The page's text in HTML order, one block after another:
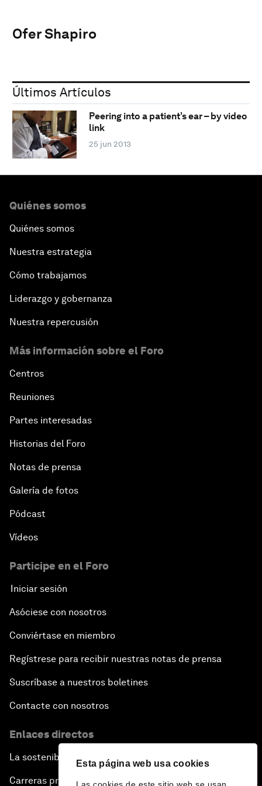
Esta página web usa cookies
Ofer Shapiro
Últimos Artículos
Peering into a patient’s ear – by video
link
25 jun 2013
Quiénes somos
Quiénes somos
Nuestra estrategia
Cómo trabajamos
Liderazgo y gobernanza
Nuestra repercusión
Más información sobre el Foro
Centros
Reuniones
Partes interesadas
Historias del Foro
Notas de prensa
Galería de fotos
Pódcast
Vídeos
Participe en el Foro
Iniciar sesión
Asóciese con nosotros
Conviértase en miembro
Regístrese para recibir nuestras notas de prensa
Suscríbase a nuestros boletines
Contacte con nosotros
Enlaces directos
La sostenibilidad en el Foro
Carreras profesionales